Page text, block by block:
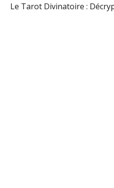
Le Tarot Divinatoire :